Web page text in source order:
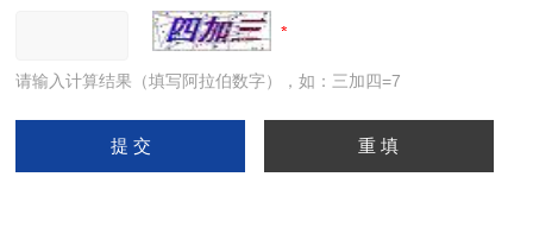
请输入计算结果（填写阿拉伯数字），如：三加四=7